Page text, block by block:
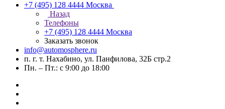
+7 (495) 128 4444 Москва
Назад
Телефоны
+7 (495) 128 4444 Москва
Заказать звонок
info@automosphere.ru
п. г. т. Нахабино, ул. Панфилова, 32Б стр.2
Пн. – Пт.: с 9:00 до 18:00